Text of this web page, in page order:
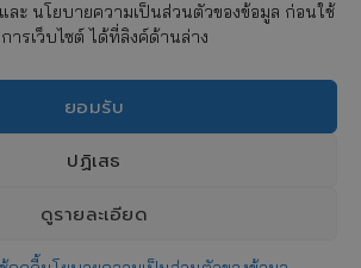
ละ นโยบายความเป็นส่วนตัวของข้อมูล ก่อนใช้
ารเว็บไซต์ ได้ที่ลิงค์ด้านล่าง
ยอมรับ
ปฏิเสธ
ดูรายละเอียด
วของข้อมูล (Privacy Policy)